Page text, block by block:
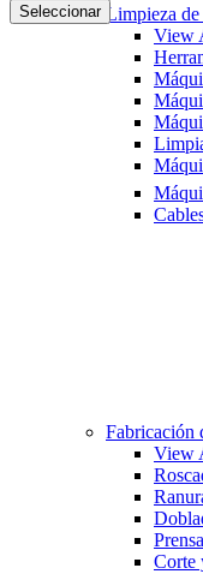
Seleccionar Limpieza
View
Fabricación
View
Corte